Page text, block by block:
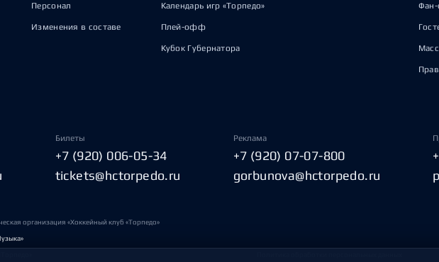
Персонал
Изменения в составе
Календарь игр «Торпедо»
Плей-офф
Кубок Губернатора
Фан-
Билеты
+7 (920) 006-05-34
tickets@hctorpedo.ru
Реклама
+7 (920) 07-07-800
gorbunova@hctorpedo.ru
организация «Хоккейный клуб «Торпедо»